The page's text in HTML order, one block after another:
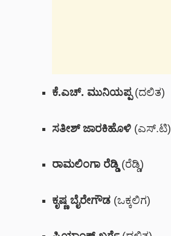
ಕೆ.ಎಚ್. ಮುನಿಯಪ್ಪ (ದಲಿತ)
ಸತೀಶ್ ಜಾರಕಿಹೊಳಿ (ಎಸ್.ಟಿ)
ರಾಮಲಿಂಗಾ ರೆಡ್ಡಿ (ರೆಡ್ಡಿ)
ಕೃಷ್ಣ ಬೈರೇಗೌಡ (ಒಕ್ಕಲಿಗ)